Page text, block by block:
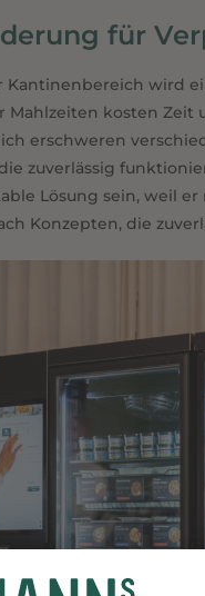
für
Kantinenbereich wird
Mahlzeiten kosten
erschweren
zuverlässig
Lösung sein, weil
Konzepten, die